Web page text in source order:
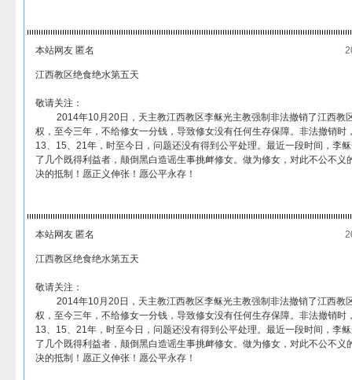
本站网友 匿名
江西教区绝食绝水第五天
敬请关注：
2014年10月20日，天主教江西教区李稣光主教强制非法撤销了江西教
权，至今三年，不给修女一分钱，导致修女没有任何生存保障。非法撤销时
13、15、21年，时至今日，问题还没有得到公平处理。最近一段时间，李
了几个既得利益者，颠倒黑白造谣生事挑衅修女。做为修女，对此不公不义
决的抵制！愿正义伸张！愿公平永存！
本站网友 匿名
江西教区绝食绝水第五天
敬请关注：
2014年10月20日，天主教江西教区李稣光主教强制非法撤销了江西教
权，至今三年，不给修女一分钱，导致修女没有任何生存保障。非法撤销时
13、15、21年，时至今日，问题还没有得到公平处理。最近一段时间，李
了几个既得利益者，颠倒黑白造谣生事挑衅修女。做为修女，对此不公不义
决的抵制！愿正义伸张！愿公平永存！